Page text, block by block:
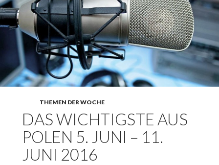
THEMEN DER WOCHE
DAS WICHTIGSTE AUS
POLEN 5. JUNI – 11.
JUNI 2016